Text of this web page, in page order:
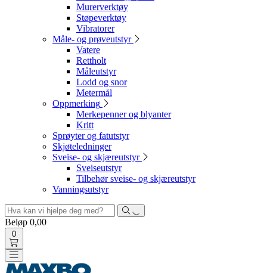
Murerverktøy
Støpeverktøy
Vibratorer
Måle- og prøveutstyr
Vatere
Rettholt
Måleutstyr
Lodd og snor
Metermål
Oppmerking
Merkepenner og blyanter
Kritt
Sprøyter og fatutstyr
Skjøteledninger
Sveise- og skjæreutstyr
Sveiseutstyr
Tilbehør sveise- og skjæreutstyr
Vanningsutstyr
Beløp 0,00
0
Toggle navigation